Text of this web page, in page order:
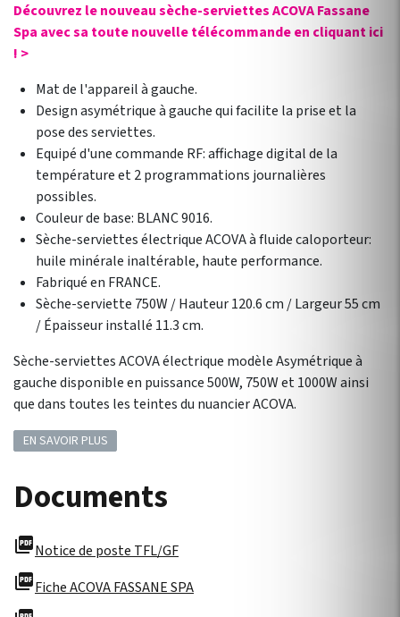
Découvrez le nouveau sèche-serviettes ACOVA Fassane
Spa avec sa toute nouvelle télécommande en cliquant ici
! >
Mat de l'appareil à gauche.
Design asymétrique à gauche qui facilite la prise et la
pose des serviettes.
Equipé d'une commande RF: affichage digital de la
température et 2 programmations journalières
possibles.
Couleur de base: BLANC 9016.
Sèche-serviettes électrique ACOVA à fluide caloporteur:
huile minérale inaltérable, haute performance.
Fabriqué en FRANCE.
Sèche-serviette 750W / Hauteur 120.6 cm / Largeur 55 cm
/ Épaisseur installé 11.3 cm.
Sèche-serviettes ACOVA électrique modèle Asymétrique à
gauche disponible en puissance 500W, 750W et 1000W ainsi
que dans toutes les teintes du nuancier ACOVA.
EN SAVOIR PLUS
Documents
picture_as_pdfNotice de poste TFL/GF
picture_as_pdfFiche ACOVA FASSANE SPA